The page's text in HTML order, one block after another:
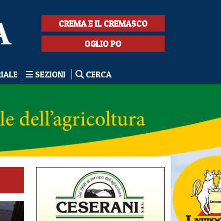
CREMA E IL CREMASCO
OGLIO PO
SEZIONI CERCA